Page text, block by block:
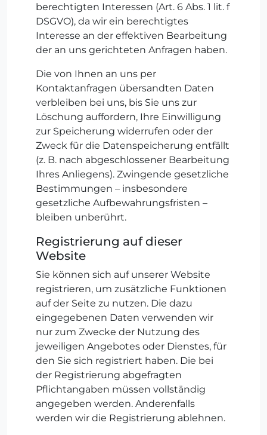
berechtigten Interessen (Art. 6 Abs. 1 lit. f
DSGVO), da wir ein berechtigtes
Interesse an der effektiven Bearbeitung
der an uns gerichteten Anfragen haben.
Die von Ihnen an uns per
Kontaktanfragen übersandten Daten
verbleiben bei uns, bis Sie uns zur
Löschung auffordern, Ihre Einwilligung
zur Speicherung widerrufen oder der
Zweck für die Datenspeicherung entfällt
(z. B. nach abgeschlossener Bearbeitung
Ihres Anliegens). Zwingende gesetzliche
Bestimmungen – insbesondere
gesetzliche Aufbewahrungsfristen –
bleiben unberührt.
Registrierung auf dieser
Website
Sie können sich auf unserer Website
registrieren, um zusätzliche Funktionen
auf der Seite zu nutzen. Die dazu
eingegebenen Daten verwenden wir
nur zum Zwecke der Nutzung des
jeweiligen Angebotes oder Dienstes, für
den Sie sich registriert haben. Die bei
der Registrierung abgefragten
Pflichtangaben müssen vollständig
angegeben werden. Anderenfalls
werden wir die Registrierung ablehnen.